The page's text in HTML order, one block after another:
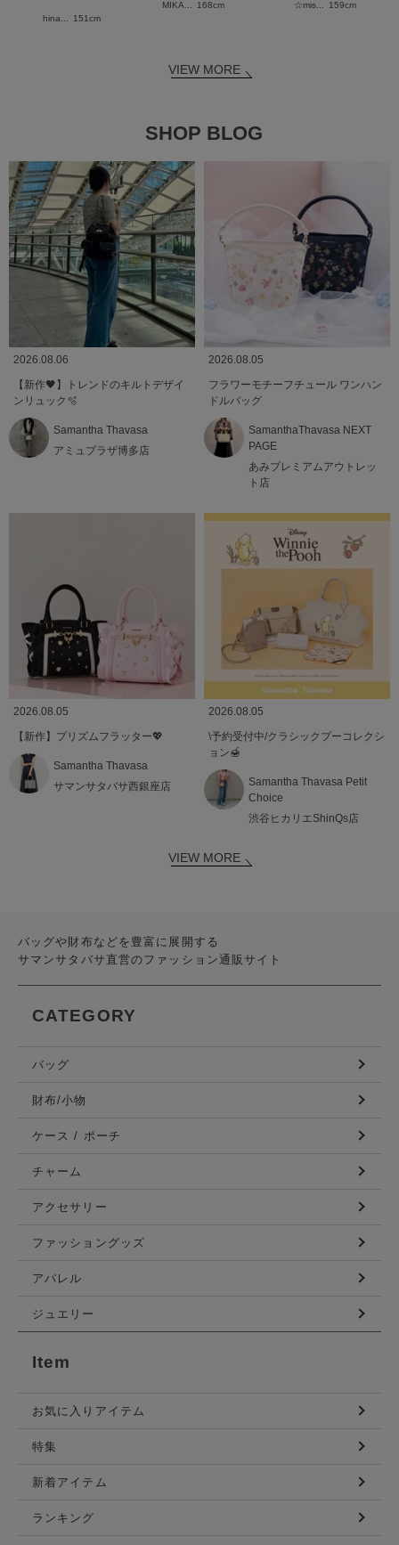
hina... 151cm
MIKA... 168cm ☆mis... 159cm
VIEW MORE
SHOP BLOG
2026.08.06
【新作🖤】トレンドのキルトデザイ
ンリュック🫧
Samantha Thavasa
アミュプラザ博多店
2026.08.05
フラワーモチーフチュール ワンハン
ドルバッグ
SamanthaThavasa NEXT
PAGE
あみプレミアムアウトレッ
ト店
2026.08.05
【新作】プリズムフラッター💖
Samantha Thavasa
サマンサタバサ西銀座店
2026.08.05
\予約受付中/クラシックプーコレクシ
ョン🍯
Samantha Thavasa Petit
Choice
渋谷ヒカリエShinQs店
VIEW MORE
バッグや財布などを豊富に展開する
サマンサタバサ直営のファッション通販サイト
CATEGORY
バッグ
財布/小物
ケース / ポーチ
チャーム
アクセサリー
ファッショングッズ
アパレル
ジュエリー
Item
お気に入りアイテム
特集
新着アイテム
ランキング